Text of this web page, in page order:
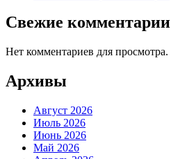
Свежие комментарии
Нет комментариев для просмотра.
Архивы
Август 2026
Июль 2026
Июнь 2026
Май 2026